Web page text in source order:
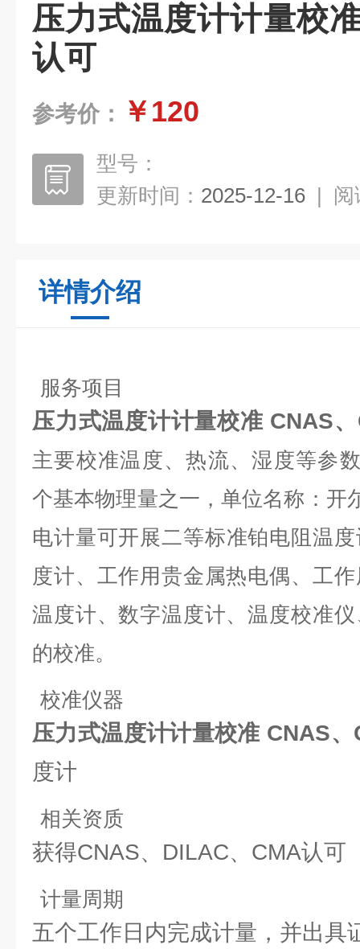
压力式温度计计量校
认可
参考价： ￥120
型号：
更新时间： 2025-12-16 | 阅
详情介绍
服务项目
压力式温度计计量校准 CNAS
主要校准温度、热流、湿度等参
个基本物理量之一，单位名称：开
电计量可开展二等标准铂电阻温
度计、工作用贵金属热电偶、工
温度计、数字温度计、温度校准
的校准。
校准仪器
压力式温度计计量校准 CNAS
度计
相关资质
获得CNAS、DILAC、CMA认可
计量周期
五个工作日内完成计量，并出具